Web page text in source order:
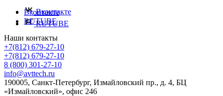
Вконтакте
RUTUBE
Вконтакте
RUTUBE
Наши контакты
+7(812) 679-27-10
+7(812) 679-27-10
8 (800) 301-27-10
info@avttech.ru
190005, Санкт-Петербург, Измайловский пр., д. 4, БЦ
«Измайловский», офис 246